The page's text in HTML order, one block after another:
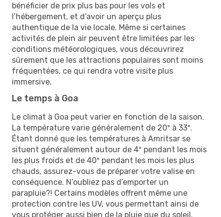
bénéficier de prix plus bas pour les vols et
l’hébergement, et d’avoir un aperçu plus
authentique de la vie locale. Même si certaines
activités de plein air peuvent être limitées par les
conditions météorologiques, vous découvrirez
sûrement que les attractions populaires sont moins
fréquentées, ce qui rendra votre visite plus
immersive.
Le temps à Goa
Le climat à Goa peut varier en fonction de la saison.
La température varie généralement de 20º à 33º.
Étant donné que les températures à Amritsar se
situent généralement autour de 4º pendant les mois
les plus froids et de 40º pendant les mois les plus
chauds, assurez-vous de préparer votre valise en
conséquence. N’oubliez pas d’emporter un
parapluie?! Certains modèles offrent même une
protection contre les UV, vous permettant ainsi de
vous protéger aussi bien de la pluie que du soleil.